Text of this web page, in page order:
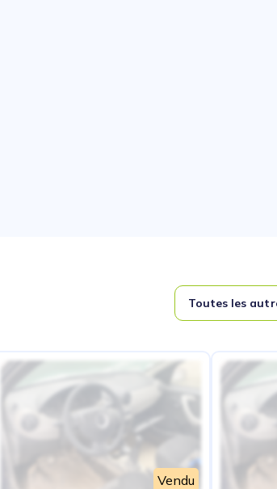
Toutes les
Vendu